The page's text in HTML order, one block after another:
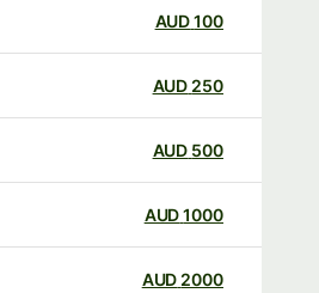
100
AUD
250
AUD
500
AUD
1000
AUD
2000
AUD